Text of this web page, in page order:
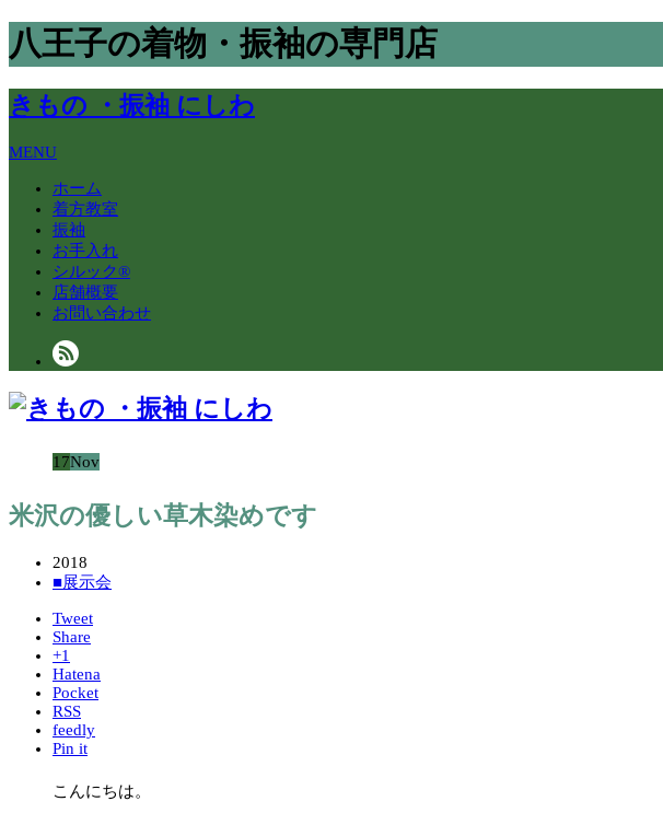
八王子の着物・振袖の専門店
きもの ・振袖 にしわ
MENU
ホーム
着方教室
振袖
お手入れ
シルック®
店舗概要
お問い合わせ
17Nov
米沢の優しい草木染めです
2018
■展示会
Tweet
Share
+1
Hatena
Pocket
RSS
feedly
Pin it
こんにちは。